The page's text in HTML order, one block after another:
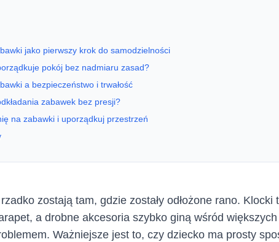
jako pierwszy krok do samodzielności
pokój bez nadmiaru zasad?
a bezpieczeństwo i trwałość
zabawek bez presji?
na zabawki i uporządkuj przestrzeń
zostają tam, gdzie zostały odłożone rano. Klocki
a drobne akcesoria szybko giną wśród
Ważniejsze jest to, czy dziecko ma prosty